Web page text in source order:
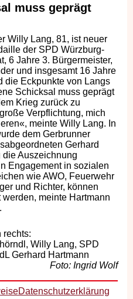
muss geprägt
Willy Lang, 81, ist neuer
der SPD Würzburg-
6 Jahre 3. Bürgermeister,
und insgesamt 16 Jahre
die Eckpunkte von Langs
Schicksal muss geprägt
Krieg zurück zu
Verpflichtung, mich
meinte Willy Lang. In
dem Gerbrunner
Gerhard
die Auszeichnung
Engagement in sozialen
wie AWO, Feuerwehr
und Richter, können
meinte Hartmann
rechts:
Willy Lang, SPD
Gerhard Hartmann
Foto: Ingrid Wolf
Datenschutzerklärung